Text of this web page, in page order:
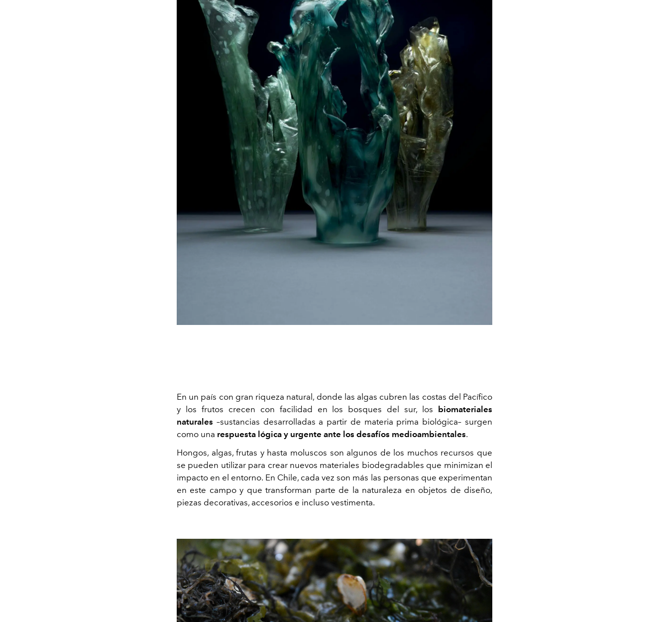
En un país con gran riqueza natural, donde las algas cubren las costas del Pacífico
y los frutos crecen con facilidad en los bosques del sur, los
biomateriales
naturales –sustancias desarrolladas a partir de materia prima biológica– surgen
como una respuesta lógica y urgente ante los desafíos medioambientales.
Hongos, algas, frutas y hasta moluscos son algunos de los muchos recursos que
se pueden utilizar para crear nuevos materiales biodegradables que minimizan el
impacto en el entorno. En Chile, cada vez son más las personas que experimentan
en este campo y que transforman parte de la naturaleza en objetos de diseño,
piezas decorativas, accesorios e incluso vestimenta.